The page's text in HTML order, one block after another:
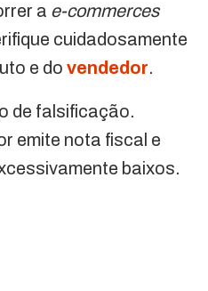
a e-commerces
cuidadosamente
e do vendedor.
de falsificação.
emite nota fiscal e
baixos.